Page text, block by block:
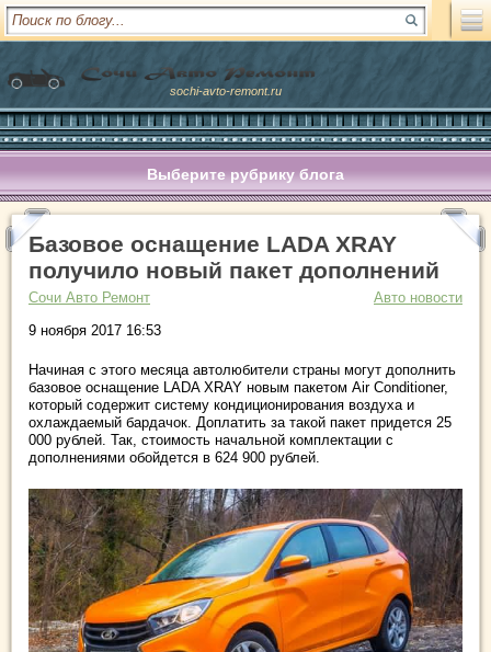
sochi-avto-remont.ru
Выберите рубрику блога
Базовое оснащение LADA XRAY
получило новый пакет дополнений
Сочи Авто Ремонт
Авто новости
9 ноября 2017 16:53
Начиная с этого месяца автолюбители страны могут дополнить
базовое оснащение LADA XRAY новым пакетом Air Conditioner,
который содержит систему кондиционирования воздуха и
охлаждаемый бардачок. Доплатить за такой пакет придется 25
000 рублей. Так, стоимость начальной комплектации с
дополнениями обойдется в 624 900 рублей.